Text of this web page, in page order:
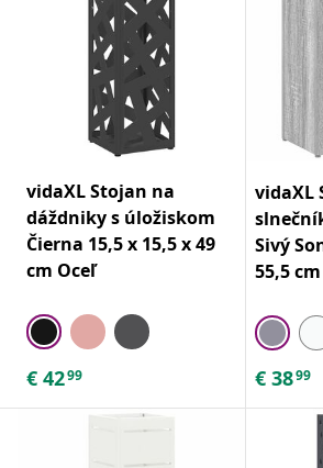
vidaXL Stojan na
dáždniky s úložiskom
Čierna 15,5 x 15,5 x 49
cm Oceľ
€ 4299
vidaXL
Sivý
55,5 cm
€ 3899